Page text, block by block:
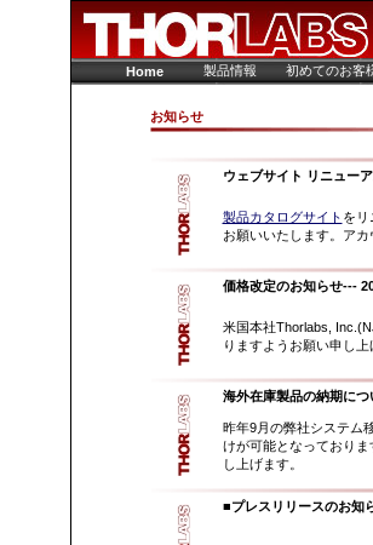
Home 製品情報 初めてのお客
お知らせ
ウェブサイト リニュー
製品カタログサイト をリ
お願いいたします。ア
価格改定のお知らせ---
米国本社Thorlabs,
りますようお願い申し
海外在庫製品の納期につ
昨年9月の弊社システム
けが可能となっており
し上げます。
■プレスリリースのお知